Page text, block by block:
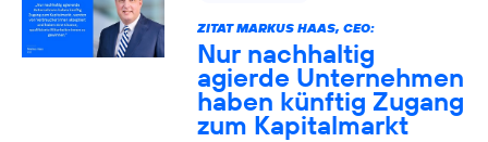
ZITAT MARKUS HAAS, CEO:
Nur nachhaltig
agierde Unternehmen
haben künftig Zugang
zum Kapitalmarkt